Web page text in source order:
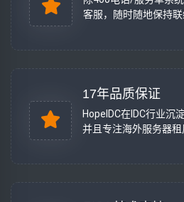
客服，随时随地保持
17年品质保证
HopeIDC在IDC行业沉
并且专注海外服务器租